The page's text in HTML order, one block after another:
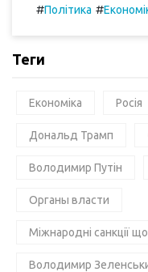
#Політика #
Теги
Економіка Росія
Дональд Трамп
Володимир Путін
Органы власти
Міжнародні санкції
Володимир